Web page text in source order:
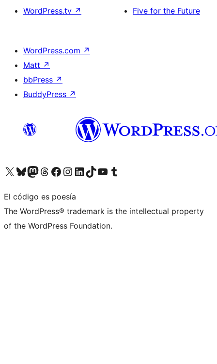
WordPress.tv ↗
Five for the Future
WordPress.com ↗
Matt ↗
bbPress ↗
BuddyPress ↗
Visita nuestra cuenta de X (anteriormente Twitter)
Visita nuestra cuenta de Bluesky
Visita nuestra cuenta de Mastodon
Visita nuestra cuenta de Threads
Visita nuestra página de Facebook
Visita nuestra cuenta de Instagram
Visita nuestra cuenta de LinkedIn
Visita nuestra cuenta de TikTok
Visita nuestro canal de YouTube
Visita nuestra cuenta de Tumblr
El código es poesía
The WordPress® trademark is the intellectual property
of the WordPress Foundation.